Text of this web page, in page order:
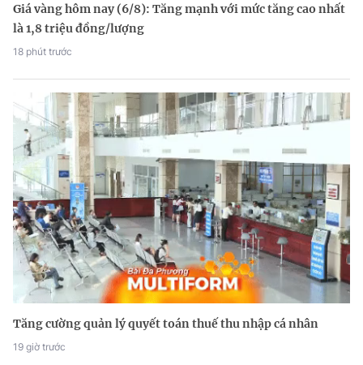
Giá vàng hôm nay (6/8): Tăng mạnh với mức tăng cao nhất
là 1,8 triệu đồng/lượng
18 phút trước
Tăng cường quản lý quyết toán thuế thu nhập cá nhân
19 giờ trước